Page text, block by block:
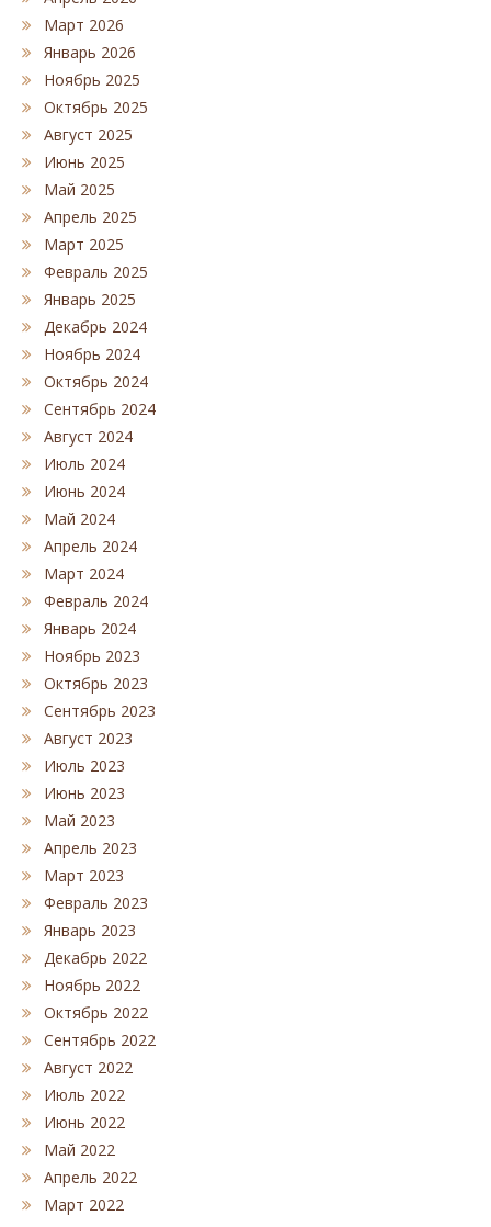
Март 2026
Январь 2026
Ноябрь 2025
Октябрь 2025
Август 2025
Июнь 2025
Май 2025
Апрель 2025
Март 2025
Февраль 2025
Январь 2025
Декабрь 2024
Ноябрь 2024
Октябрь 2024
Сентябрь 2024
Август 2024
Июль 2024
Июнь 2024
Май 2024
Апрель 2024
Март 2024
Февраль 2024
Январь 2024
Ноябрь 2023
Октябрь 2023
Сентябрь 2023
Август 2023
Июль 2023
Июнь 2023
Май 2023
Апрель 2023
Март 2023
Февраль 2023
Январь 2023
Декабрь 2022
Ноябрь 2022
Октябрь 2022
Сентябрь 2022
Август 2022
Июль 2022
Июнь 2022
Май 2022
Апрель 2022
Март 2022